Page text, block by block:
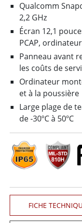
Qualcomm
2,2 GHz
Écran 12,1
PCAP,
Panneau avant
les coûts de
Ordinateur
et à la poussière
Large plage de
de -30ºC à 50ºC
FICHE